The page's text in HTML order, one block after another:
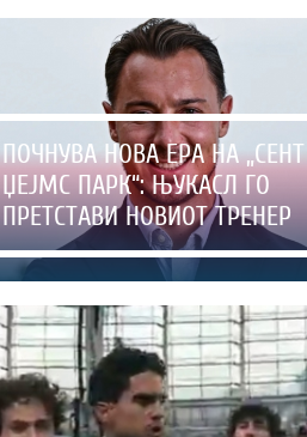
ПОЧНУВА НОВА ЕРА НА „СЕНТ
ЏЕЈМС ПАРК“: ЊУКАСЛ ГО
ПРЕТСТАВИ НОВИОТ ТРЕНЕР